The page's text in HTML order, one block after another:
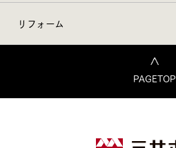
リフォーム
PAGETOP